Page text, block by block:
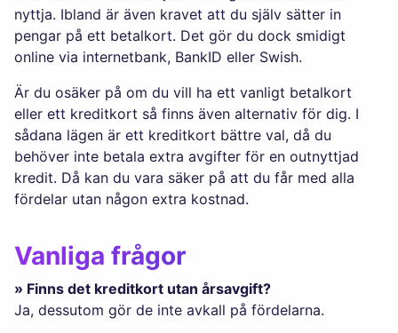
nyttja. Ibland är även kravet att du själv sätter in
pengar på ett betalkort. Det gör du dock smidigt
online via internetbank, BankID eller Swish.
Är du osäker på om du vill ha ett vanligt betalkort
eller ett kreditkort så finns även alternativ för dig. I
sådana lägen är ett kreditkort bättre val, då du
behöver inte betala extra avgifter för en outnyttjad
kredit. Då kan du vara säker på att du får med alla
fördelar utan någon extra kostnad.
Vanliga frågor
» Finns det kreditkort utan årsavgift?
Ja, dessutom gör de inte avkall på fördelarna.